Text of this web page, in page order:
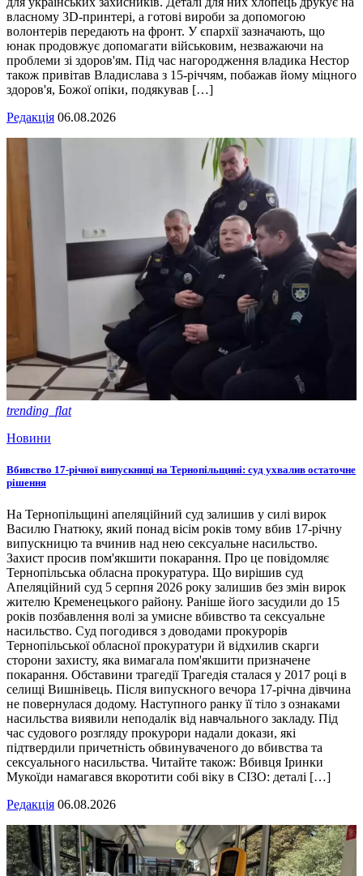
власному 3D-принтері, а готові вироби за допомогою
волонтерів передають на фронт. У єпархії зазначають, що
юнак продовжує допомагати військовим, незважаючи на
проблеми зі здоров'ям. Під час нагородження владика Нестор
також привітав Владислава з 15-річчям, побажав йому міцного
здоров'я, Божої опіки, подякував […]
Редакція 06.08.2026
trending_flat
Новини
Вбивство 17-річної випускниці на Тернопільщині: суд ухвалив остаточне
рішення
На Тернопільщині апеляційний суд залишив у силі вирок
Василю Гнатюку, який понад вісім років тому вбив 17-річну
випускницю та вчинив над нею сексуальне насильство.
Захист просив пом'якшити покарання. Про це повідомляє
Тернопільська обласна прокуратура. Що вирішив суд
Апеляційний суд 5 серпня 2026 року залишив без змін вирок
жителю Кременецького району. Раніше його засудили до 15
років позбавлення волі за умисне вбивство та сексуальне
насильство. Суд погодився з доводами прокурорів
Тернопільської обласної прокуратури й відхилив скарги
сторони захисту, яка вимагала пом'якшити призначене
покарання. Обставини трагедії Трагедія сталася у 2017 році в
селищі Вишнівець. Після випускного вечора 17-річна дівчина
не повернулася додому. Наступного ранку її тіло з ознаками
насильства виявили неподалік від навчального закладу. Під
час судового розгляду прокурори надали докази, які
підтвердили причетність обвинуваченого до вбивства та
сексуального насильства. Читайте також: Вбивця Іринки
Мукоїди намагався вкоротити собі віку в СІЗО: деталі […]
Редакція 06.08.2026